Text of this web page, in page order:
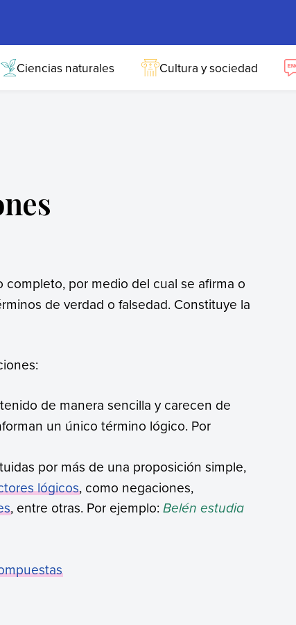
Ciencias naturales Cultura y sociedad
por medio del cual se afirma o
de verdad o falsedad. Constituye la
de manera sencilla y carecen de
un único término lógico. Por
por más de una proposición simple,
lógicos, como negaciones,
, entre otras. Por ejemplo:Belén estudia